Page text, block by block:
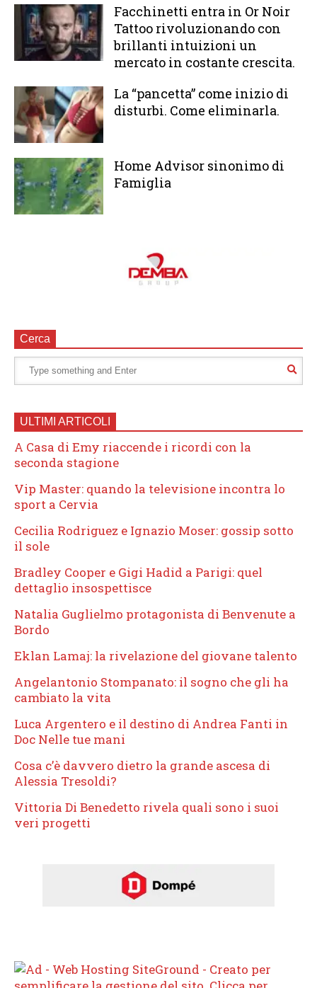
Facchinetti entra in Or Noir
Tattoo rivoluzionando con
brillanti intuizioni un
mercato in costante crescita.
La “pancetta” come inizio di
disturbi. Come eliminarla.
Home Advisor sinonimo di
Famiglia
Cerca
ULTIMI ARTICOLI
A Casa di Emy riaccende i ricordi con la
seconda stagione
Vip Master: quando la televisione incontra lo
sport a Cervia
Cecilia Rodriguez e Ignazio Moser: gossip sotto
il sole
Bradley Cooper e Gigi Hadid a Parigi: quel
dettaglio insospettisce
Natalia Guglielmo protagonista di Benvenute a
Bordo
Eklan Lamaj: la rivelazione del giovane talento
Angelantonio Stompanato: il sogno che gli ha
cambiato la vita
Luca Argentero e il destino di Andrea Fanti in
Doc Nelle tue mani
Cosa c’è davvero dietro la grande ascesa di
Alessia Tresoldi?
Vittoria Di Benedetto rivela quali sono i suoi
veri progetti